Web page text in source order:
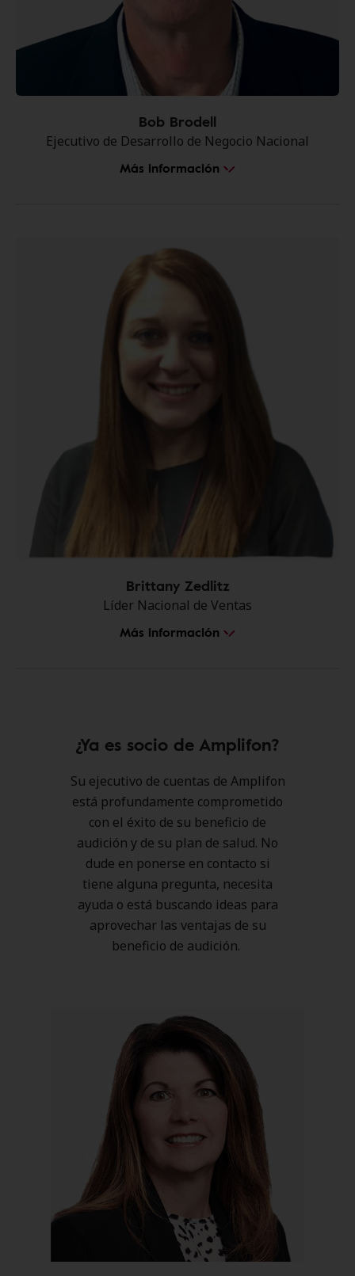
Bob Brodell
Ejecutivo de Desarrollo de Negocio Nacional
Más información
Brittany Zedlitz
Líder Nacional de Ventas
Más información
¿Ya es socio de Amplifon?
Su ejecutivo de cuentas de Amplifon
está profundamente comprometido
con el éxito de su beneficio de
audición y de su plan de salud. No
dude en ponerse en contacto si
tiene alguna pregunta, necesita
ayuda o está buscando ideas para
aprovechar las ventajas de su
beneficio de audición.